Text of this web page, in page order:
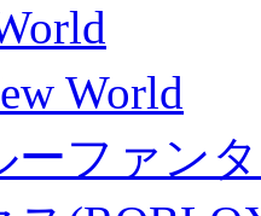
World
ーファン